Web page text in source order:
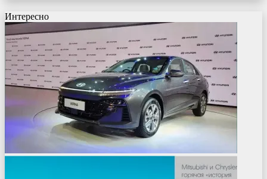
Интересно